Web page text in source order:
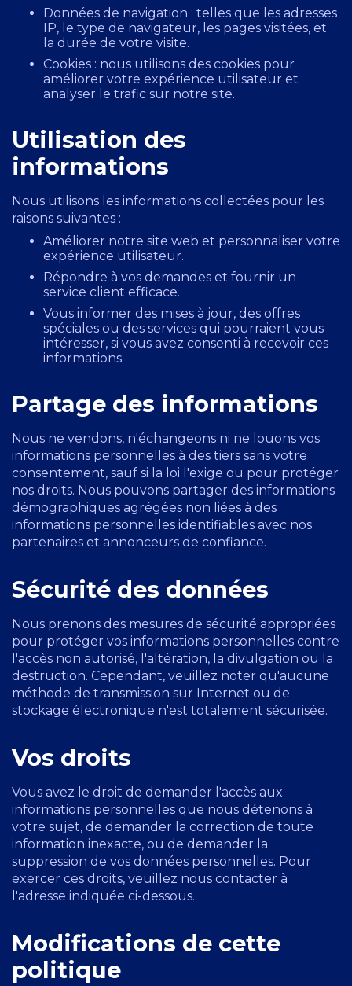
Données de navigation : telles que les adresses
IP, le type de navigateur, les pages visitées, et
la durée de votre visite.
Cookies : nous utilisons des cookies pour
améliorer votre expérience utilisateur et
analyser le trafic sur notre site.
Utilisation des
informations
Nous utilisons les informations collectées pour les
raisons suivantes :
Améliorer notre site web et personnaliser votre
expérience utilisateur.
Répondre à vos demandes et fournir un
service client efficace.
Vous informer des mises à jour, des offres
spéciales ou des services qui pourraient vous
intéresser, si vous avez consenti à recevoir ces
informations.
Partage des informations
Nous ne vendons, n'échangeons ni ne louons vos
informations personnelles à des tiers sans votre
consentement, sauf si la loi l'exige ou pour protéger
nos droits. Nous pouvons partager des informations
démographiques agrégées non liées à des
informations personnelles identifiables avec nos
partenaires et annonceurs de confiance.
Sécurité des données
Nous prenons des mesures de sécurité appropriées
pour protéger vos informations personnelles contre
l'accès non autorisé, l'altération, la divulgation ou la
destruction. Cependant, veuillez noter qu'aucune
méthode de transmission sur Internet ou de
stockage électronique n'est totalement sécurisée.
Vos droits
Vous avez le droit de demander l'accès aux
informations personnelles que nous détenons à
votre sujet, de demander la correction de toute
information inexacte, ou de demander la
suppression de vos données personnelles. Pour
exercer ces droits, veuillez nous contacter à
l'adresse indiquée ci-dessous.
Modifications de cette
politique